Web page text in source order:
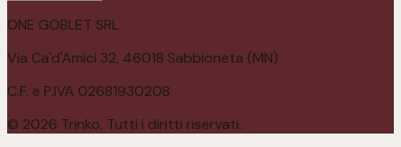
ONE GOBLET SRL
Via Ca'd'Amici 32, 46018 Sabbioneta (MN)
C.F. e P.IVA 02681930208
© 2026 Trinko. Tutti i diritti riservati.